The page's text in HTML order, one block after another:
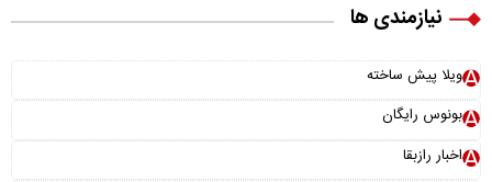
نیازمندی ها
ویلا پیش ساخته
بونوس رایگان
اخبار رازبقا